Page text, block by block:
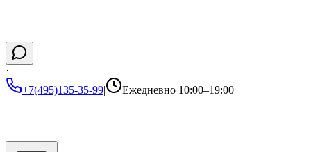
·
+7(495)135-35-99| Ежедневно 10:00–19:00